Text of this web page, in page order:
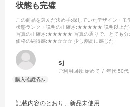
状態も完璧
この商品を選んだ決め手:探していたデザイン・モ
状態ランク・説明の正確さ :★★★★★ 説明以上だ
写真の正確さ :★★★★★ 写真の通りで、とても分
価格の納得感:★★☆☆☆ 少し割高に感じた
sj
ご利用回数:始めて 年代:50代
記載内容のとおり、新品未使用